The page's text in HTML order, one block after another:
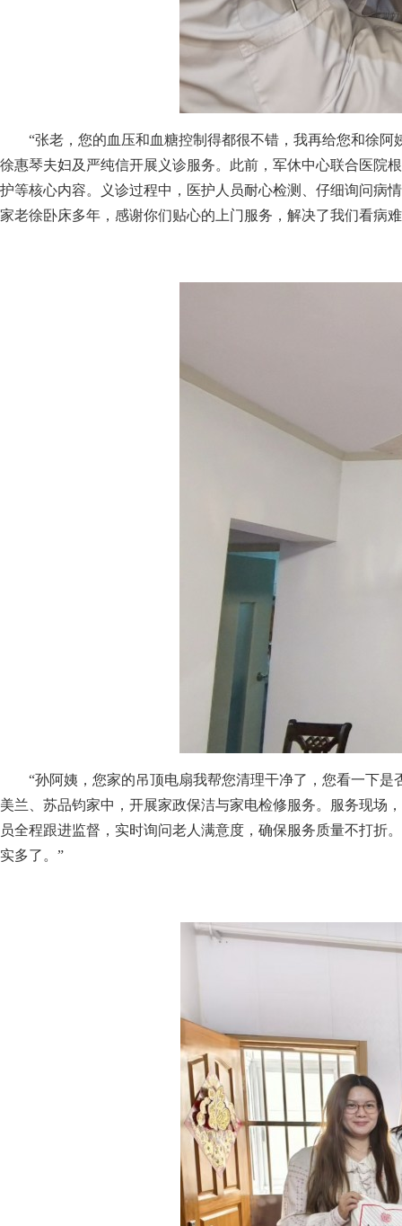
“张老，您的血压和血糖控制得都很不错，我再给您和徐
徐惠琴夫妇及严纯信开展义诊服务。此前，军休中心联合医院
护等核心内容。义诊过程中，医护人员耐心检测、仔细询问病
家老徐卧床多年，感谢你们贴心的上门服务，解决了我们看病
“孙阿姨，您家的吊顶电扇我帮您清理干净了，您看一下是
美兰、苏品钧家中，开展家政保洁与家电检修服务。服务现场
员全程跟进监督，实时询问老人满意度，确保服务质量不打折
实多了。”